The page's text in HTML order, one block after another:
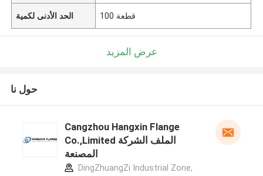
الحد الأدنى لكمية 100 قطعة
عرض المزيد
حول نا
Cangzhou Hangxin Flange
Co.,Limited الملف الشركة
المصنعة
DingZhuangZi Industrial Zone,